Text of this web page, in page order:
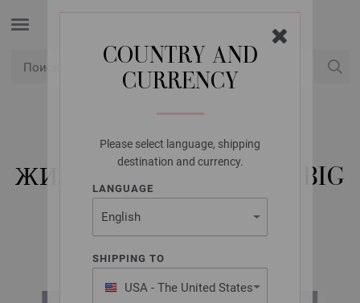
COUNTRY AND
CURRENCY
Please select language, shipping
destination and currency.
LANGUAGE
SHIPPING TO
USA - The United States
LANA GROSSA
ЖИЛЕТ COOL MERINO BIG
Lana Grossa KIDS No. 14 | Модель 17